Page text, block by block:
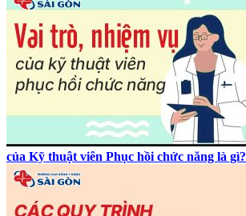
của Kỹ thuật viên Phục hồi chức năng là gì?